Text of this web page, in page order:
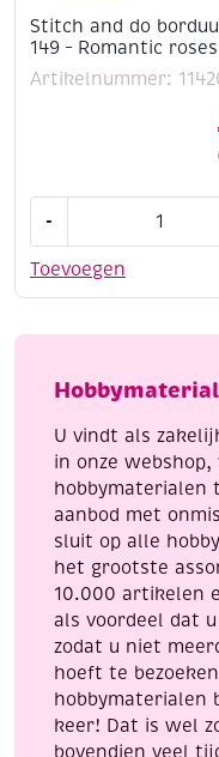
Stitch and do
149 – Romantic roses
Artikelnummer:
Toevoegen
-
do
-
roses
U vindt als
in onze
hobbymaterialen
aanbod met
sluit op alle
het grootste
10.000 artikelen
als voordeel dat
zodat u niet
hoeft te
hobbymaterialen
keer! Dat is wel
bovendien veel